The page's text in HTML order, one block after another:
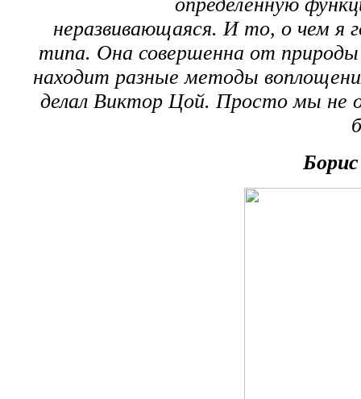
неразвивающаяся. И то, о чем я
типа. Она совершенна от
находит разные методы
делал Виктор Цой. Просто мы не